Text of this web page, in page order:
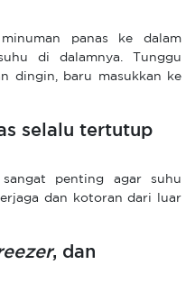
panas ke dalam
di dalamnya. Tunggu
dingin, baru masukkan ke
selalu tertutup
penting agar suhu
dan kotoran dari luar
, dan